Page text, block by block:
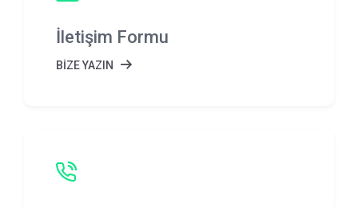
Tasarım ve Baskı Onayı
İndirim Kuponları/Kampanyalar
İletişim Formu
BİZE YAZIN